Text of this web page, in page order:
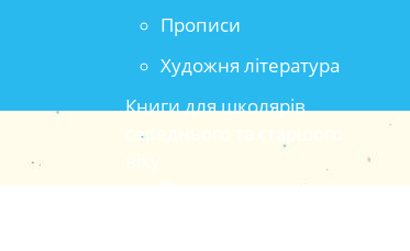
Прописи
Художня література
Книги для школярів
середнього та старшого